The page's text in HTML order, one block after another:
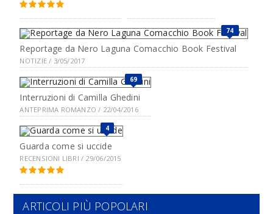
74
Reportage da Nero Laguna Comacchio Book Festival
NOTIZIE / 3/05/2017
69
Interruzioni di Camilla Ghedini
ANTEPRIMA ROMANZO / 22/04/2016
4
Guarda come si uccide
RECENSIONI LIBRI / 29/06/2015
ARTICOLI PIÙ POPOLARI